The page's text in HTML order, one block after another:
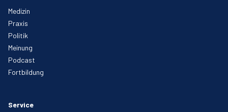
Medizin
Praxis
Politik
Meinung
Podcast
Fortbildung
Service